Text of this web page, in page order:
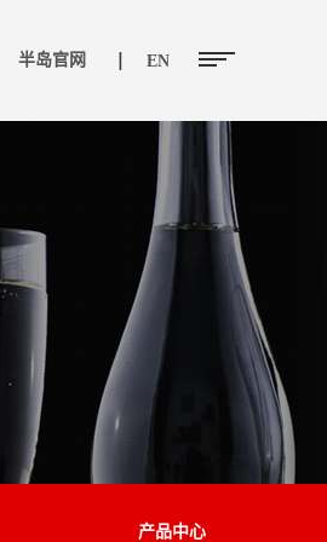
半岛官网 EN
产品中心